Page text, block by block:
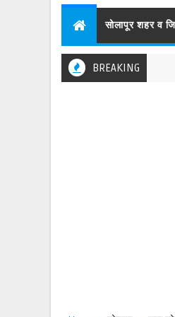
सोलापूर शहर व
BREAKING